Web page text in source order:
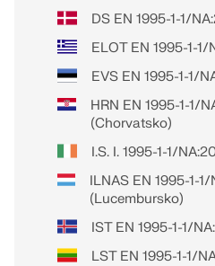
DS EN 1995-1-1/
ELOT EN 1995-1-
EVS EN 1995-1-1/
HRN EN 1995-1-1/
(Chorvatsko)
I.S. I. 1995-1-1/
ILNAS EN 1995-1-
(Lucembursko)
IST EN 1995-1-1/
LST EN 1995-1-1/